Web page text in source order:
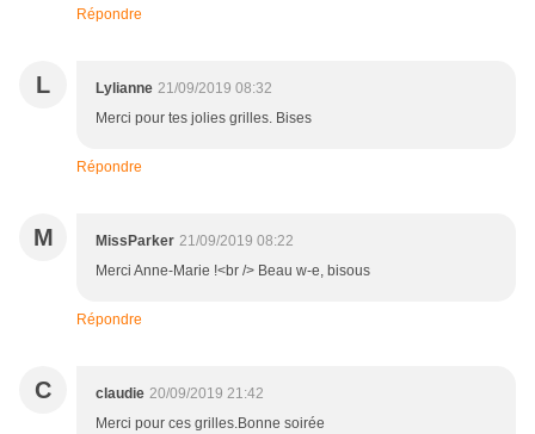
Répondre
L Lylianne 21/09/2019 08:32
Merci pour tes jolies grilles. Bises
Répondre
M MissParker 21/09/2019 08:22
Merci Anne-Marie !<br /> Beau w-e, bisous
Répondre
C claudie 20/09/2019 21:42
Merci pour ces grilles.Bonne soirée